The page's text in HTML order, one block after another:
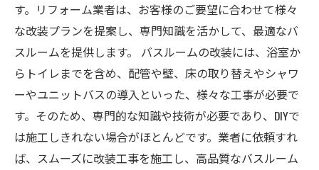
す。リフォーム業者は、お客様のご要望に合わせて様々
な改装プランを提案し、専門知識を活かして、最適なバ
スルームを提供します。 バスルームの改装には、浴室か
らトイレまでを含め、配管や壁、床の取り替えやシャワ
ーやユニットバスの導入といった、様々な工事が必要で
す。そのため、専門的な知識や技術が必要であり、DIYで
は施工しきれない場合がほとんどです。業者に依頼すれ
ば、スムーズに改装工事を施工し、高品質なバスルーム